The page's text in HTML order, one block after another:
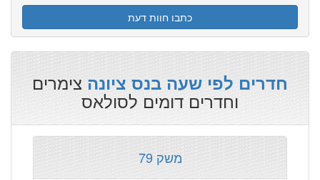
כתבו חוות דעת
חדרים לפי שעה בנס ציונה צימרים
וחדרים דומים לסולאס
משק 79